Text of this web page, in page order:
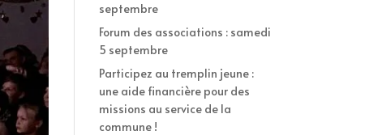
septembre
Forum des associations : samedi
5 septembre
Participez au tremplin jeune :
une aide financière pour des
missions au service de la
commune !